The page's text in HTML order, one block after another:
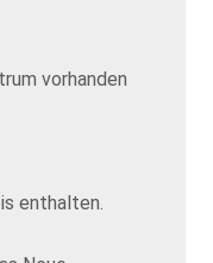
vorhanden
enthalten.